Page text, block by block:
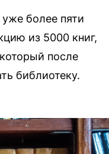
более пяти
из 5000 книг,
после
библиотеку.